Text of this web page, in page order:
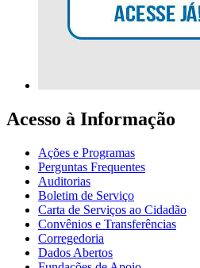
Acesso à Informação
Ações e Programas
Perguntas Frequentes
Auditorias
Boletim de Serviço
Carta de Serviços ao Cidadão
Convênios e Transferências
Corregedoria
Dados Abertos